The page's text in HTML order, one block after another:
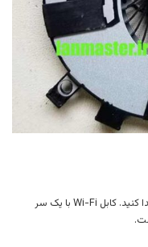
هر دو کابل آنتن Wi-Fi را از کارت شبکه بی سیم جدا کنید. کابل Wi-Fi با یک سر